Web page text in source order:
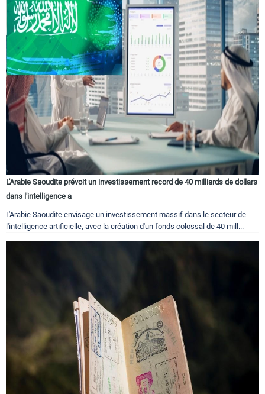
L'Arabie Saoudite prévoit un investissement record de 40 milliards de dollars
dans l'intelligence a
L'Arabie Saoudite envisage un investissement massif dans le secteur de
l'intelligence artificielle, avec la création d'un fonds colossal de 40 mill...